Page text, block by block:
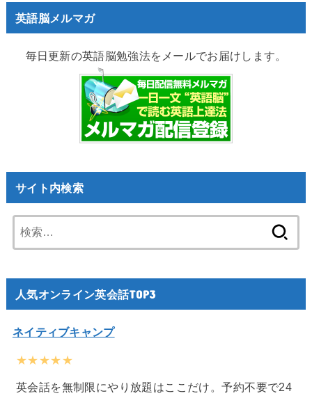
英語脳メルマガ
毎日更新の英語脳勉強法をメールでお届けします。
サイト内検索
索:
人気オンライン英会話TOP3
ネイティブキャンプ
★★★★★
英会話を無制限にやり放題はここだけ。予約不要で24